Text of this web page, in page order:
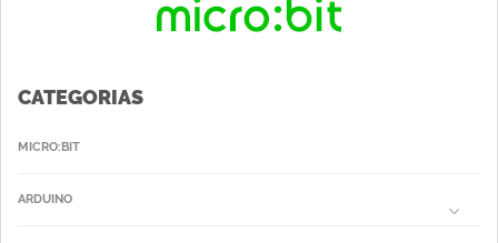
CATEGORIAS
MICRO:BIT
ARDUINO